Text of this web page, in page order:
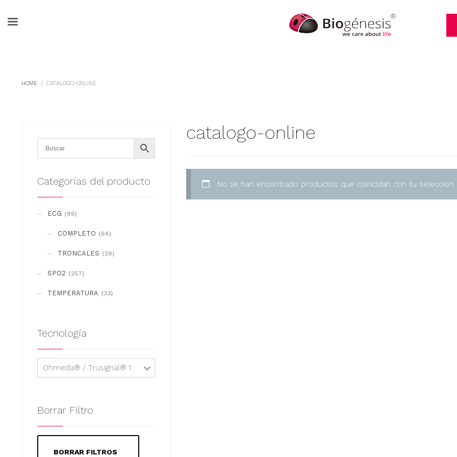
HOME CATALOGO-ONLINE
catalogo-online
No se han encontrado productos que coincidan con tu selección.
Categorías del producto
ECG (95)
COMPLETO (66)
TRONCALES (29)
SPO2 (257)
TEMPERATURA (33)
Tecnología
Ohmeda® / Trusignal® 1
Borrar Filtro
BORRAR FILTROS